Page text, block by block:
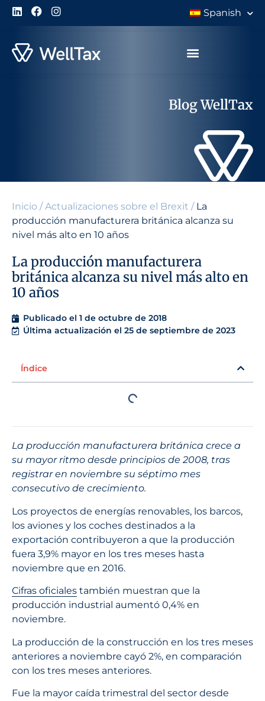
Spanish
Blog WellTax
Inicio /Actualizaciones sobre el Brexit / La
producción manufacturera británica alcanza su
nivel más alto en 10 años
La producción manufacturera
británica alcanza su nivel más alto en
10 años
Publicado el 1 de octubre de 2018
Última actualización el 25 de septiembre de 2023
Índice
La producción manufacturera británica crece a
su mayor ritmo desde principios de 2008, tras
registrar en noviembre su séptimo mes
consecutivo de crecimiento.
Los proyectos de energías renovables, los barcos,
los aviones y los coches destinados a la
exportación contribuyeron a que la producción
fuera 3,9% mayor en los tres meses hasta
noviembre que en 2016.
Cifras oficiales también muestran que la
producción industrial aumentó 0,4% en
noviembre.
La producción de la construcción en los tres meses
anteriores a noviembre cayó 2%, en comparación
con los tres meses anteriores.
Fue la mayor caída trimestral del sector desde